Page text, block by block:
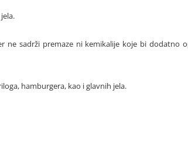
sadrži premaze ni kemikalije koje bi dodatno
hamburgera, kao i glavnih jela.